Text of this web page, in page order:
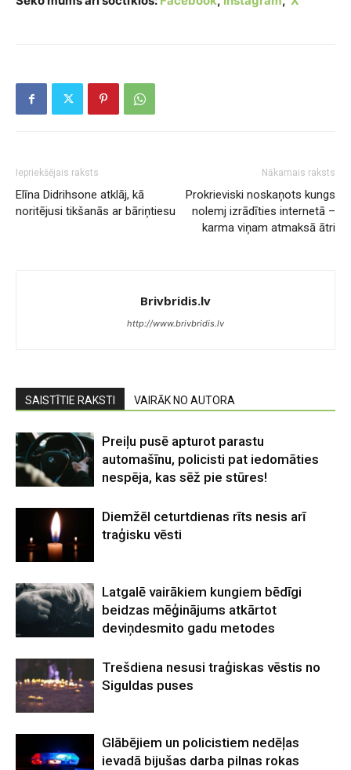
Iepriekšējais raksts
Elīna Didrihsone atklāj, kā
noritējusi tikšanās ar bāriņtiesu
Nākamais raksts
Prokrieviski noskaņots kungs
nolemj izrādīties internetā –
karma viņam atmaksā ātri
Brivbridis.lv
http://www.brivbridis.lv
SAISTĪTIE RAKSTI VAIRĀK NO AUTORA
Preiļu pusē apturot parastu
automašīnu, policisti pat iedomāties
nespēja, kas sēž pie stūres!
Diemžēl ceturtdienas rīts nesis arī
traģisku vēsti
Latgalē vairākiem kungiem bēdīgi
beidzas mēģinājums atkārtot
deviņdesmito gadu metodes
Trešdiena nesusi traģiskas vēstis no
Siguldas puses
Glābējiem un policistiem nedēļas
ievadā bijušas darba pilnas rokas